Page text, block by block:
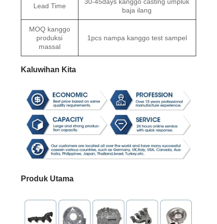
Lead Time
baja ilang
MOQ kanggo
produksi
massal
1pcs nampa kanggo test sampel
Kaluwihan Kita
Produk Utama